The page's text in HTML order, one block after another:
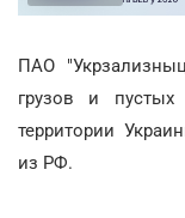
ПАО
грузов и
территории
из РФ.